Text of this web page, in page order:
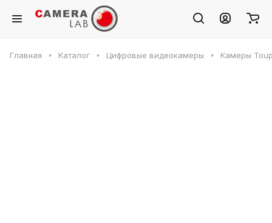
Главная Каталог Цифровые видеокамеры Камеры